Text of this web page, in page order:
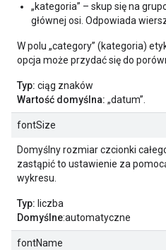
„kategoria” – skup się na
głównej osi. Odpowiada
W polu „category” (kategoria)
opcja może przydać się do
Typ: ciąg znaków
Wartość domyślna: „datum”.
fontSize
Domyślny rozmiar czcionki
zastąpić to ustawienie za
wykresu.
Typ: liczba
Domyślne:automatyczne
fontName